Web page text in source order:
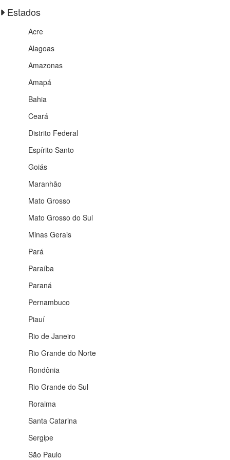
Estados
Acre
Alagoas
Amazonas
Amapá
Bahia
Ceará
Distrito Federal
Espírito Santo
Goiás
Maranhão
Mato Grosso
Mato Grosso do Sul
Minas Gerais
Pará
Paraíba
Paraná
Pernambuco
Piauí
Rio de Janeiro
Rio Grande do Norte
Rondônia
Rio Grande do Sul
Roraima
Santa Catarina
Sergipe
São Paulo